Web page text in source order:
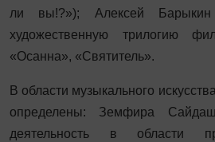
ли вы!?»); Алексей Барыкин
художественную трилогию
«Осанна», «Святитель».
В области музыкального
определены: Земфира
деятельность в области